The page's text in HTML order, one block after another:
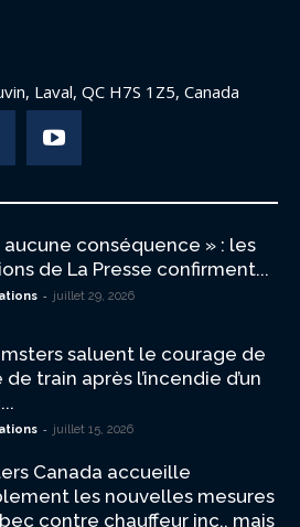
Laval, QC H7S 1Z5, Canada
aucune conséquence » : les
de La Presse confirment...
- juillet 29, 2026
saluent le courage de
de train après l’incendie d’un
- juillet 15, 2026
Canada accueille
les nouvelles mesures
contre chauffeur inc., mais